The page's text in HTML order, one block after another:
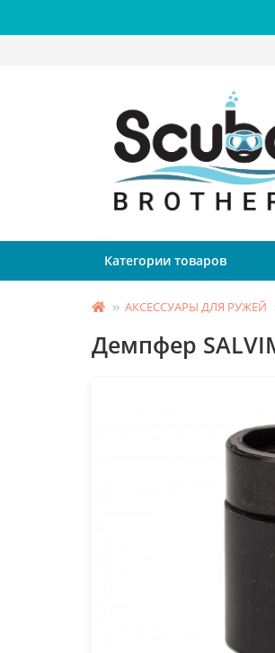
Категории товаров
АКСЕССУАРЫ ДЛЯ РУЖЕЙ
Демпфер